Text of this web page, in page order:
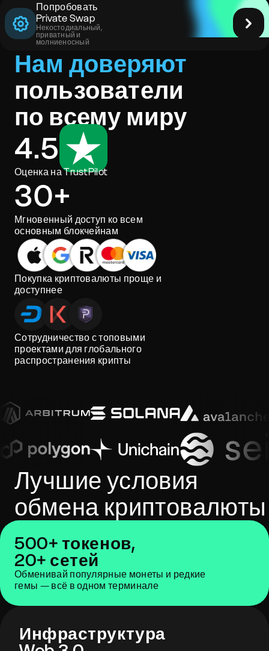
Попробовать
Private Swap
Некостодиальный,
приватный и
молниеносный
Нам доверяют
пользователи
по всему миру
4.5
Оценка на TrustPilot
30+
Мгновенный доступ ко всем
основным блокчейнам
Покупка криптовалюты проще и
доступнее
Сотрудничество с топовыми
проектами для глобального
распространения крипты
Лучшие условия
обмена криптовалюты
500+ токенов,
20+ сетей
Обменивай популярные монеты и редкие
гемы — всё в одном терминале
Инфраструктура